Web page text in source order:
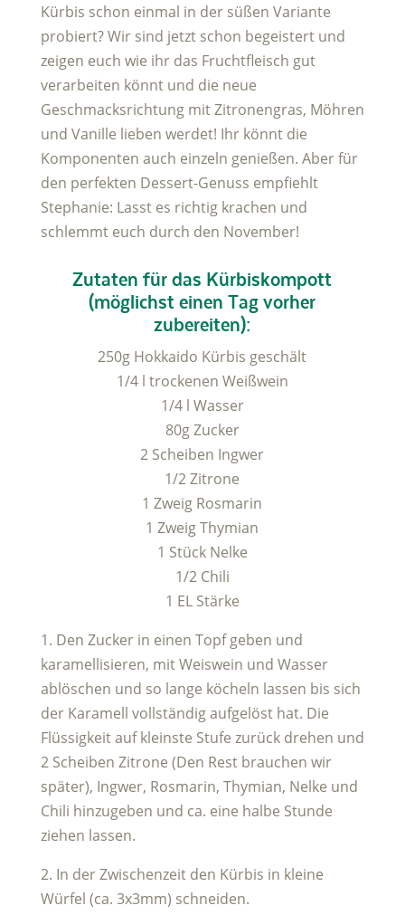
Kürbis schon einmal in der süßen Variante
probiert? Wir sind jetzt schon begeistert und
zeigen euch wie ihr das Fruchtfleisch gut
verarbeiten könnt und die neue
Geschmacksrichtung mit Zitronengras, Möhren
und Vanille lieben werdet! Ihr könnt die
Komponenten auch einzeln genießen. Aber für
den perfekten Dessert-Genuss empfiehlt
Stephanie: Lasst es richtig krachen und
schlemmt euch durch den November!
Zutaten für das Kürbiskompott
(möglichst einen Tag vorher
zubereiten):
250g Hokkaido Kürbis geschält
1/4 l trockenen Weißwein
1/4 l Wasser
80g Zucker
2 Scheiben Ingwer
1/2 Zitrone
1 Zweig Rosmarin
1 Zweig Thymian
1 Stück Nelke
1/2 Chili
1 EL Stärke
1. Den Zucker in einen Topf geben und
karamellisieren, mit Weiswein und Wasser
ablöschen und so lange köcheln lassen bis sich
der Karamell vollständig aufgelöst hat. Die
Flüssigkeit auf kleinste Stufe zurück drehen und
2 Scheiben Zitrone (Den Rest brauchen wir
später), Ingwer, Rosmarin, Thymian, Nelke und
Chili hinzugeben und ca. eine halbe Stunde
ziehen lassen.
2. In der Zwischenzeit den Kürbis in kleine
Würfel (ca. 3x3mm) schneiden.